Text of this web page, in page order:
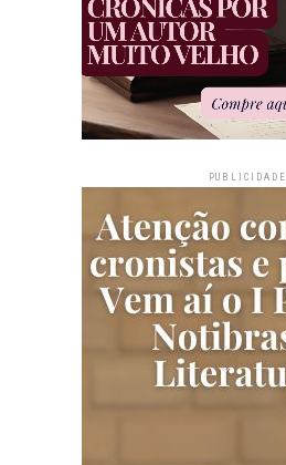
PUBLICIDADE